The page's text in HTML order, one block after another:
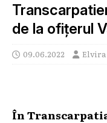
de la ofițerul
09.06.2022
În